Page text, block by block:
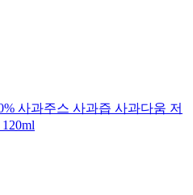
사과주스 사과즙 사과다움 저